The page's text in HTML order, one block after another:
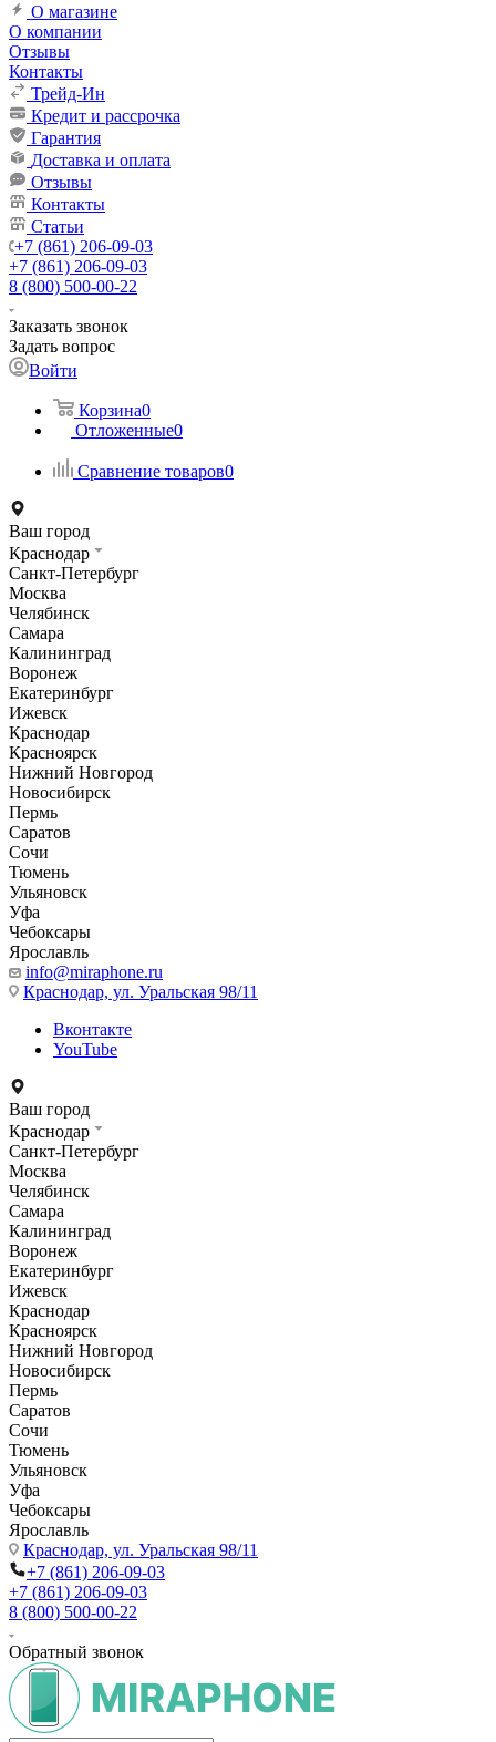
О магазине
О компании
Отзывы
Контакты
Трейд-Ин
Кредит и рассрочка
Гарантия
Доставка и оплата
Отзывы
Контакты
Статьи
+7 (861) 206-09-03
+7 (861) 206-09-03
8 (800) 500-00-22
Заказать звонок
Задать вопрос
Войти
Корзина0
Отложенные0
Сравнение товаров0
Ваш город
Краснодар
Санкт-Петербург
Москва
Челябинск
Самара
Калининград
Воронеж
Екатеринбург
Ижевск
Краснодар
Красноярск
Нижний Новгород
Новосибирск
Пермь
Саратов
Сочи
Тюмень
Ульяновск
Уфа
Чебоксары
Ярославль
info@miraphone.ru
Краснодар, ул. Уральская 98/11
Вконтакте
YouTube
Ваш город
Краснодар
Санкт-Петербург
Москва
Челябинск
Самара
Калининград
Воронеж
Екатеринбург
Ижевск
Краснодар
Красноярск
Нижний Новгород
Новосибирск
Пермь
Саратов
Сочи
Тюмень
Ульяновск
Уфа
Чебоксары
Ярославль
Краснодар, ул. Уральская 98/11
+7 (861) 206-09-03
+7 (861) 206-09-03
8 (800) 500-00-22
Обратный звонок